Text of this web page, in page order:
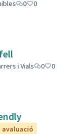
0
0
i Vials 0
0
friendly
avaluació